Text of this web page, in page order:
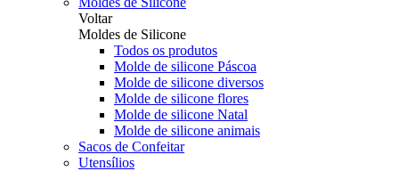
Voltar
Moldes de Silicone
Todos os produtos
Molde de silicone Páscoa
Molde de silicone diversos
Molde de silicone flores
Molde de silicone Natal
Molde de silicone animais
Sacos de Confeitar
Utensílios